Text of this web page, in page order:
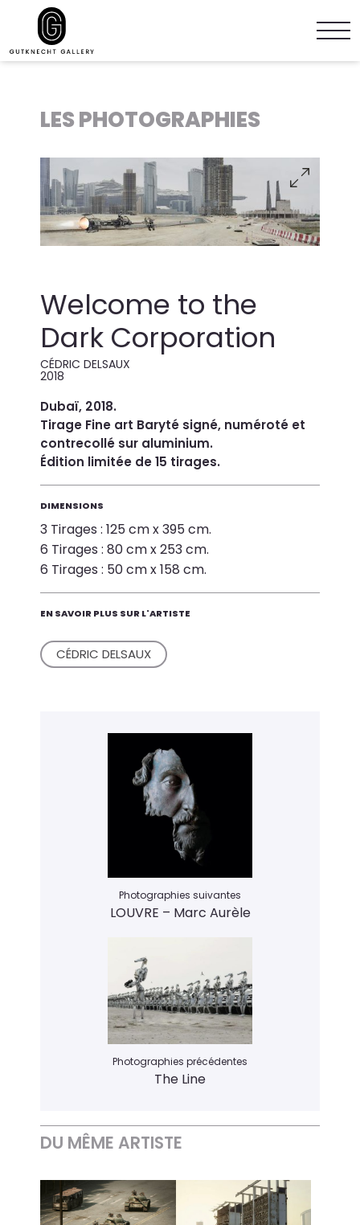
LES PHOTOGRAPHIES
Welcome to the
Dark Corporation
CÉDRIC DELSAUX
2018
Dubaï, 2018.
Tirage Fine art Baryté signé, numéroté et
contrecollé sur aluminium.
Édition limitée de 15 tirages.
DIMENSIONS
3 Tirages : 125 cm x 395 cm.
6 Tirages : 80 cm x 253 cm.
6 Tirages : 50 cm x 158 cm.
EN SAVOIR PLUS SUR L'ARTISTE
CÉDRIC DELSAUX
Photographies précédentes
The Line
Photographies suivantes
LOUVRE – Marc Aurèle
DU MÊME ARTISTE